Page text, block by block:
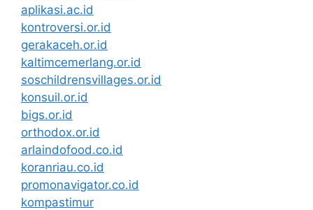
aplikasi.ac.id
kontroversi.or.id
gerakaceh.or.id
kaltimcemerlang.or.id
soschildrensvillages.or.id
konsuil.or.id
bigs.or.id
orthodox.or.id
arlaindofood.co.id
koranriau.co.id
promonavigator.co.id
kompastimur